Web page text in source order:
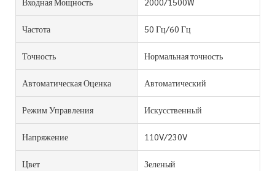
Частота 50 Гц/60 Гц
Точность Нормальная точность
Автоматическая Оценка Автоматический
Режим Управления Искусственный
Напряжение 110V/230V
Цвет Зеленый